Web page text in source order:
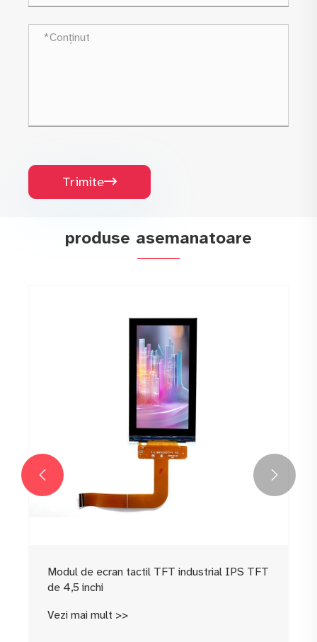
Trimite
produse asemanatoare
Modul de ecran tactil TFT industrial IPS TFT
de 4,5 inchi
Vezi mai mult >>
 